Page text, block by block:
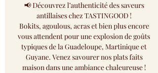
📢 Découvrez l’authenticité des saveurs
antillaises chez TASTINGOOD !
Bokits, agoulous, acras et bien plus encore
vous attendent pour une explosion de goûts
typiques de la Guadeloupe, Martinique et
Guyane. Venez savourer nos plats faits
maison dans une ambiance chaleureuse !